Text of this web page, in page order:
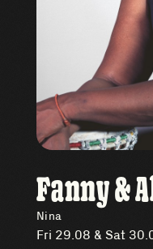
Fanny &
Nina
Fri 29.08 & Sat